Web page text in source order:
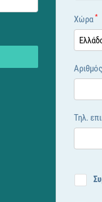
Χώρα *
Αριθμός
Τηλ.